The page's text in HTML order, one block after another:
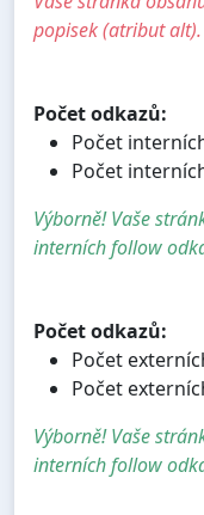
popisek (atribut alt).
Počet odkazů:
Počet
Počet
Výborně! Vaše
interních follow
Počet odkazů:
Počet
Počet
Výborně! Vaše
interních follow